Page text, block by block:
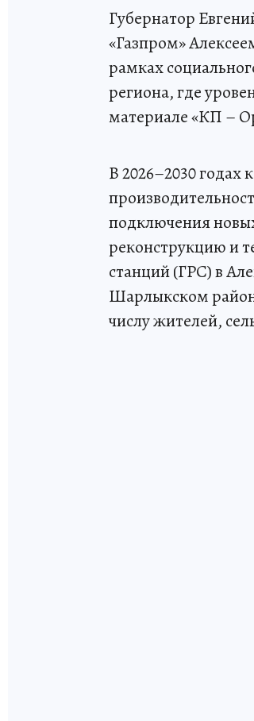
Губернатор
«Газпром»
рамках
региона, где
материале «КП –
В 2026–2030 годах
подключения
реконструкцию и
станций (ГРС) в
Шарлыкском
числу жителей,